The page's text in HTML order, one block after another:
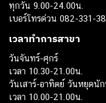
ทุกวัน 9.00-24.00น.
เบอร์โทรด่วน 082-331-
เวลาทำการสาขา
วันจันทร์-ศุกร์
เวลา 10.30-21.00น.
วันเสาร์-อาทิตย์ วันหยุดนั
เวลา 10.00-21.00น.